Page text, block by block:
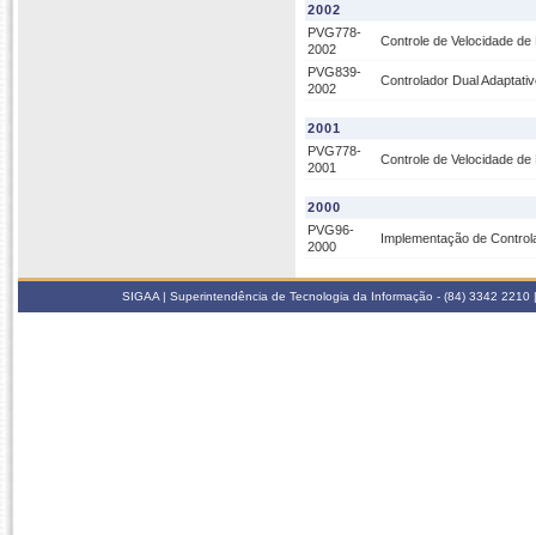
2002
PVG778-
2002
Controle de Velocidade
PVG839-
2002
Controlador Dual
2001
PVG778-
2001
Controle de Velocidade
2000
PVG96-
2000
Implementação de
SIGAA | Superintendência de Tecnologia da Informação - (84) 3342